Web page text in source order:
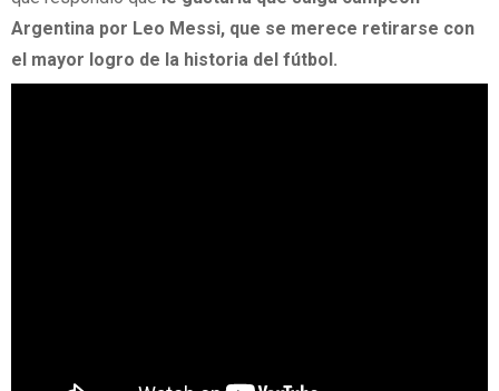
Argentina por Leo Messi, que se merece retirarse con
el mayor logro de la historia del fútbol.